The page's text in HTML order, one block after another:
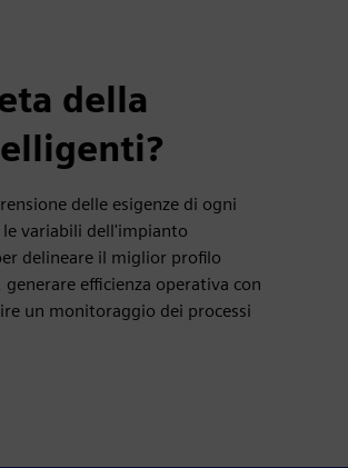
della
delle esigenze di ogni
variabili dell'impianto
delineare il miglior profilo
efficienza operativa con
un monitoraggio dei processi